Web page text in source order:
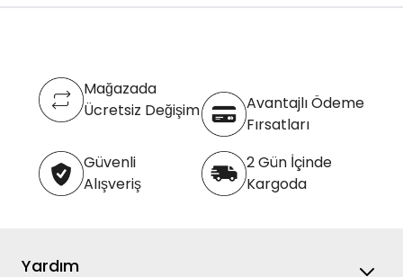
Mağazada
Ücretsiz Değişim
Avantajlı Ödeme
Fırsatları
Güvenli
Alışveriş
2 Gün İçinde
Kargoda
Yardım